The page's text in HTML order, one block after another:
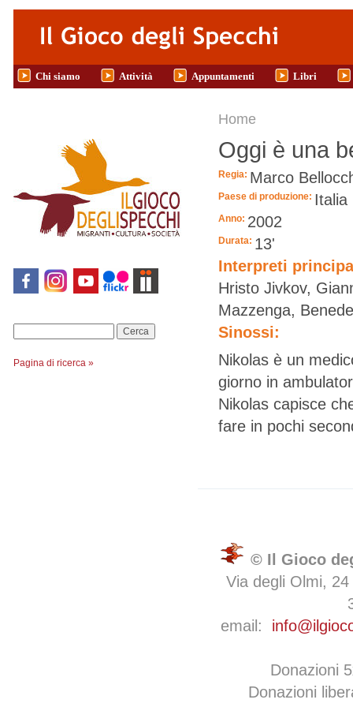
Salta al contenuto principale
Chi siamo Attività Appuntamenti Libri
Pagina di ricerca »
Tu sei qui
Home
Oggi è una
Regia: Marco
Paese di produzione: Italia
Anno: 2002
Durata: 13'
Interpreti
Hristo Jivkov,
Mazzenga,
Sinossi:
Nikolas è un
giorno in
Nikolas capisce
fare in pochi
© Il Gioco
Via degli Olmi,
email:
Donazioni
Donazioni